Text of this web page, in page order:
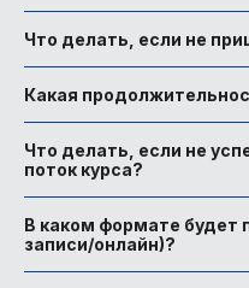
Что делать, если не
Какая
Что делать, если не
поток курса?
В каком формате будет
записи/онлайн)?